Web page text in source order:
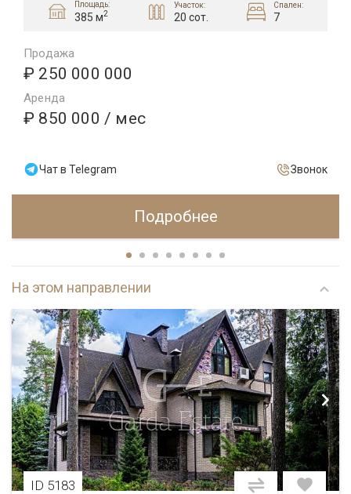
Площадь:
385 м2
Участок:
20 сот.
Спален:
7
Продажа
₽ 250 000 000
Аренда
₽ 850 000 / мес
Чат в Telegram Звонок
Подробнее
На этом направлении
ID 5183